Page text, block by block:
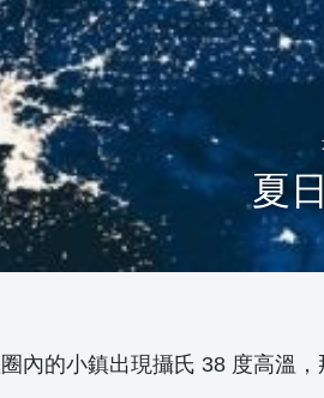
夏
內的小鎮出現攝氏 38 度高溫，